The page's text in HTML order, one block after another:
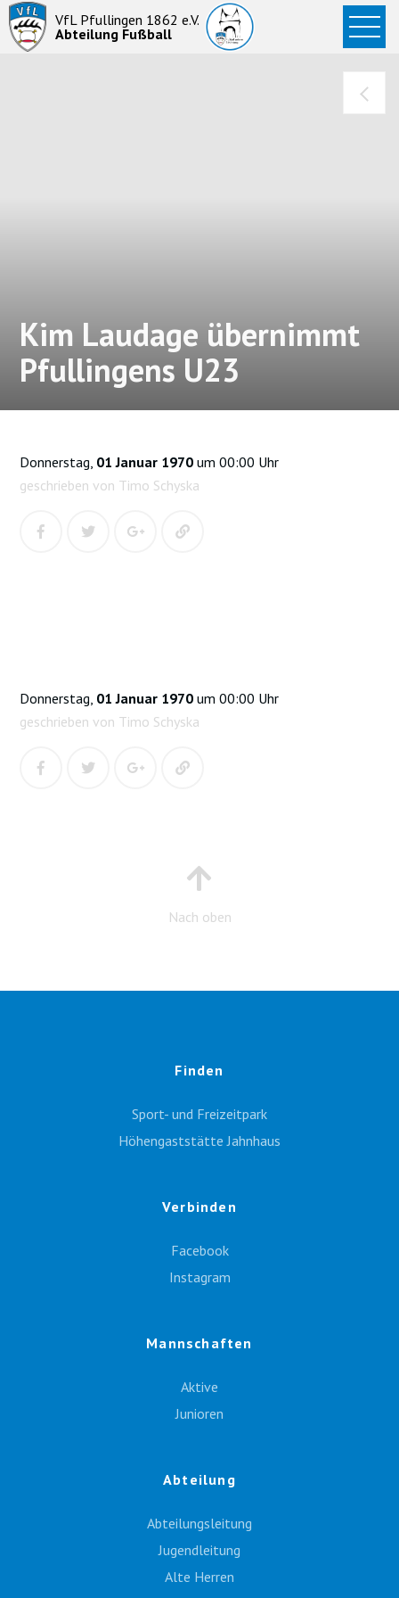
VfL Pfullingen 1862 e.V.
Abteilung Fußball
Startseite
News
Kim Laudage übernimmt
Pfullingens U23
Donnerstag, 01 Januar 1970 um 00:00 Uhr
geschrieben von Timo Schyska
Donnerstag, 01 Januar 1970 um 00:00 Uhr
geschrieben von Timo Schyska
Nach oben
Finden
Sport- und Freizeitpark
Höhengaststätte Jahnhaus
Verbinden
Facebook
Instagram
Mannschaften
Aktive
Junioren
Abteilung
Abteilungsleitung
Jugendleitung
Alte Herren